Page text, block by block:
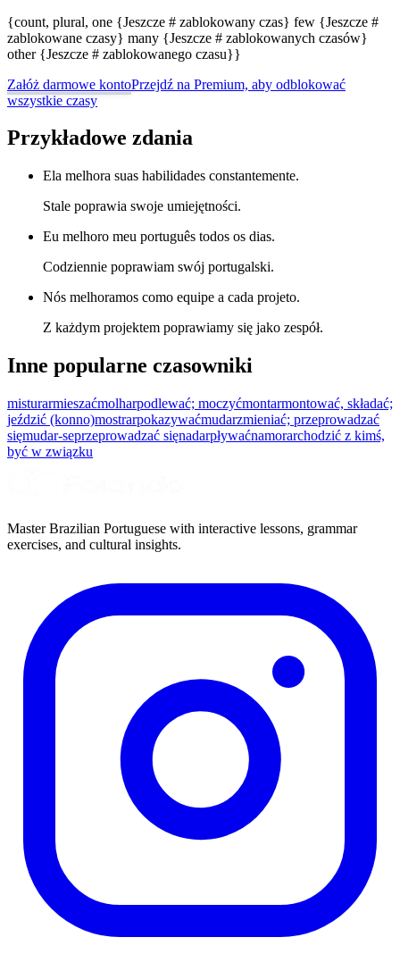
{count, plural, one {Jeszcze # zablokowany czas} few {Jeszcze #
zablokowane czasy} many {Jeszcze # zablokowanych czasów}
other {Jeszcze # zablokowanego czasu}}
Załóż darmowe kontoPrzejdź na Premium, aby odblokować
wszystkie czasy
Przykładowe zdania
Ela melhora suas habilidades constantemente.
Stale poprawia swoje umiejętności.
Eu melhoro meu português todos os dias.
Codziennie poprawiam swój portugalski.
Nós melhoramos como equipe a cada projeto.
Z każdym projektem poprawiamy się jako zespół.
Inne popularne czasowniki
misturarmieszaćmolharpodlewać; moczyćmontarmontować, składać;
jeździć (konno)mostrarpokazywaćmudarzmieniać; przeprowadzać
sięmudar-seprzeprowadzać sięnadarpływaćnamorarchodzić z kimś,
być w związku
Master Brazilian Portuguese with interactive lessons, grammar
exercises, and cultural insights.